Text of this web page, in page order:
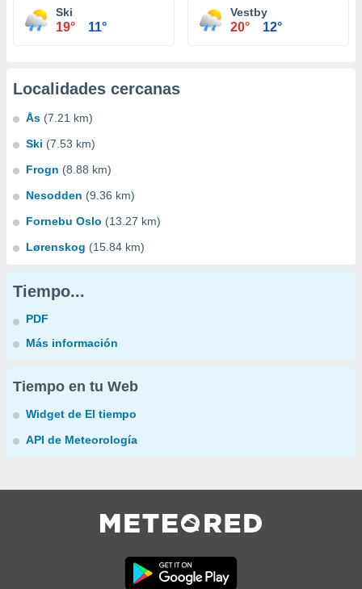
Ski
19° 11°
Vestby
20° 12°
Localidades cercanas
Ås (7.21 km)
Ski (7.53 km)
Frogn (8.88 km)
Nesodden (9.36 km)
Fornebu Oslo (13.27 km)
Lørenskog (15.84 km)
Tiempo...
PDF
Más información
Tiempo en tu Web
Widget de El tiempo
API de Meteorología